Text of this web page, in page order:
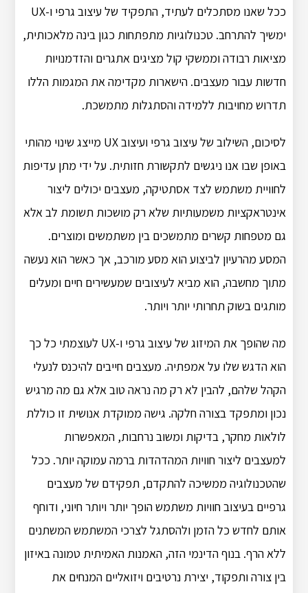
ככל שאנו מסתכלים לעתיד, התפקיד של עיצוב גרפי ו-UX
ימשיך להתרחב. טכנולוגיות מתפתחות כגון בינה מלאכותית,
מציאות רבודה וממשקי קול מציגים אתגרים והזדמנויות
חדשות עבור מעצבים. הישארות מקדימה את המגמות הללו
תדרוש מחויבות ללמידה והסתגלות מתמשכת.
לסיכום, השילוב של עיצוב גרפי ועיצוב UX מייצג שינוי מהותי
באופן שבו אנו ניגשים לתקשורת חזותית. על ידי מתן עדיפות
לחוויית משתמש לצד אסתטיקה, מעצבים יכולים ליצור
אינטראקציות משמעותיות שלא רק מושכות תשומת לב אלא
גם מטפחות קשרים מתמשכים בין משתמשים ומוצרים.
המסע מהרעיון לביצוע הוא מסע מורכב, אך כאשר הוא נעשה
מתוך מחשבה, הוא מביא לעיצובים שמעשירים חיים ומעלים
מותגים בשוק תחרותי יותר ויותר.
מה שהופך את המיזוג של עיצוב גרפי ו-UX לעוצמתי כל כך
הוא הדגש שלו על אמפתיה. מעצבים חייבים להיכנס לנעלי
הקהל שלהם, להבין לא רק מה נראה טוב אלא גם מה מרגיש
נכון ומתפקד בצורה חלקה. גישה ממוקדת אנושית זו כוללת
לולאות מחקר, בדיקות ומשוב נרחבות, המאפשרות
למעצבים ליצור חוויות המהדהדות ברמה עמוקה יותר. ככל
שהטכנולוגיה ממשיכה להתקדם, תפקידם של מעצבים
גרפיים בעיצוב חוויות משתמש הופך יותר ויותר חיוני, ודוחף
אותם לחדש כל הזמן ולהסתגל לצרכי המשתמש המשתנים
ללא הרף. בנוף הדינמי הזה, האמנות האמיתית טמונה באיזון
בין צורה ותפקוד, יצירת נרטיבים ויזואליים המנחים את